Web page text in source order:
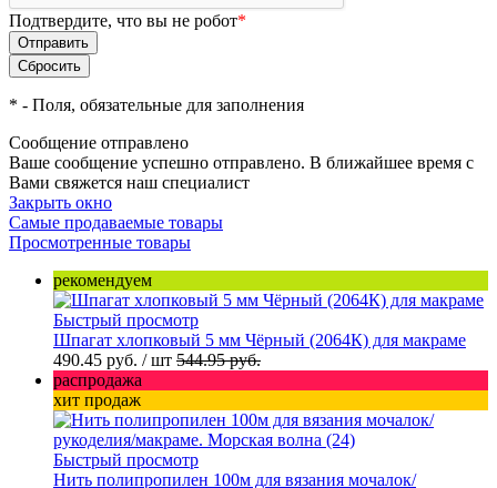
Подтвердите, что вы не робот*
* - Поля, обязательные для заполнения
Сообщение отправлено
Ваше сообщение успешно отправлено. В ближайшее время с
Вами свяжется наш специалист
Закрыть окно
Самые продаваемые товары
Просмотренные товары
рекомендуем
Быстрый просмотр
Шпагат хлопковый 5 мм Чёрный (2064К) для макраме
490.45 руб. / шт 544.95 руб.
распродажа
хит продаж
Быстрый просмотр
Нить полипропилен 100м для вязания мочалок/